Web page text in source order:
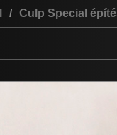
/ Culp Special